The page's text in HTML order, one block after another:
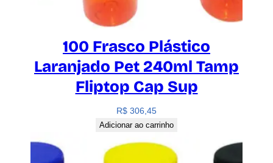
100 Frasco Plástico
Laranjado Pet 240ml Tamp
Fliptop Cap Sup
R$ 306,45
Adicionar ao carrinho